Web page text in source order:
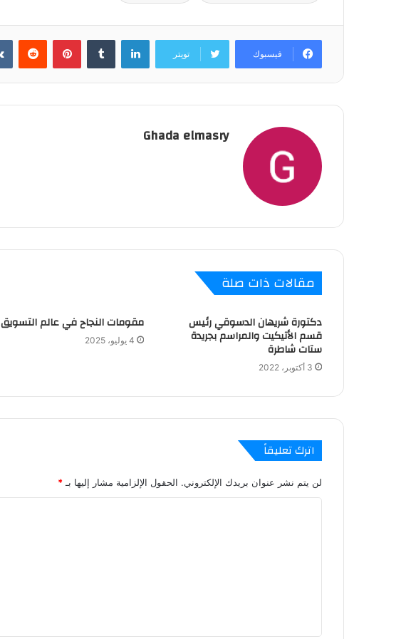
فيسبوك تويتر
لينكدإن بينتيريست
Ghada elmasry
مقالات ذات صلة
دكتورة شريهان الدسوقي رئيس
قسم الأتيكيت والمراسم بجريدة
ستات شاطرة
3 أكتوبر، 2022
مقومات النجاح في عالم التسويق
4 يوليو، 2025
اترك تعليقاً
لن يتم نشر عنوان بريدك الإلكتروني. الحقول الإلزامية مشار إليها بـ*
ق